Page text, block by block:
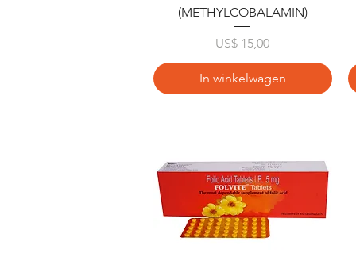
(METHYLCOBALAMIN)
Prijs
US$ 15,00
In winkelwagen